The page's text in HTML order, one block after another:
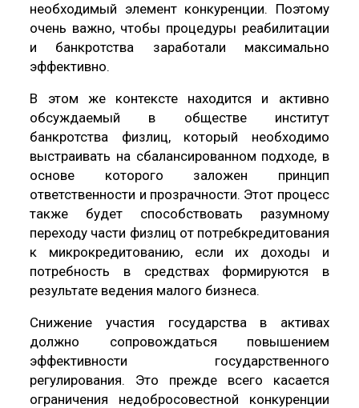
необходимый элемент конкуренции. Поэтому
очень важно, чтобы процедуры реабилитации
и банкротства заработали максимально
эффективно.
В этом же контексте находится и активно
обсуждаемый в обществе институт
банкротства физлиц, который необходимо
выстраивать на сбалансированном подходе, в
основе которого заложен принцип
ответственности и прозрачности. Этот процесс
также будет способствовать разумному
переходу части физлиц от потребкредитования
к микрокредитованию, если их доходы и
потребность в средствах формируются в
результате ведения малого бизнеса.
Снижение участия государства в активах
должно сопровождаться повышением
эффективности государственного
регулирования. Это прежде всего касается
ограничения недобросовестной конкуренции